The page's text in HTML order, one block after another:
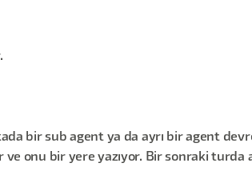
bir sub agent ya da ayrı bir agent
ve onu bir yere yazıyor. Bir sonraki turda